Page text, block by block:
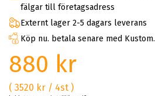
fälgar till företagsadress
Externt lager 2-5 dagars leverans
Köp nu. betala senare med Kustom.
880 kr
( 3520 kr / 4st )